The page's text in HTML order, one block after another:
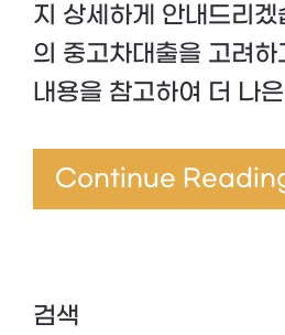
지 상세하게 안내드리
의 중고차대출을 고려하
내용을 참고하여 더 나
Continue
검색